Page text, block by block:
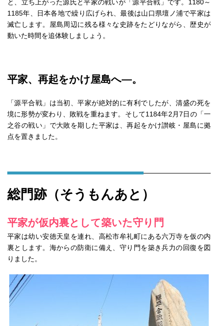
と、立ち上がった源氏と平家の戦いが「源平合戦」です。1180～
1185年、日本各地で繰り広げられ、最後は山口県壇ノ浦で平家は
滅亡します。屋島周辺に残る様々な史跡をたどりながら、歴史が
動いた時間を追体験しましょう。
平家、再起をかけ屋島へ―。
「源平合戦」は当初、平家が絶対的に有利でしたが、清盛の死を
境に形勢が変わり、敗戦を重ねます。そして1184年2月7日の「一
之谷の戦い」で大敗を期した平家は、再起をかけ讃岐・屋島に拠
点を置きました。
総門跡（そうもんあと）
平家が仮内裏として築いた守り門
平家は幼い安徳天皇を連れ、高松市牟礼町にある六万寺を仮の内
裏とします。海からの防衛に備え、守り門を築き兵力の回復を図
りました。